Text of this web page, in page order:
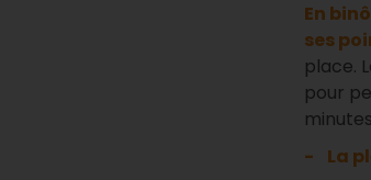
En
ses
place.
pour
- La